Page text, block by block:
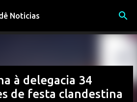
o conteúdo principal
Noticias
à delegacia 34
de festa clandestina